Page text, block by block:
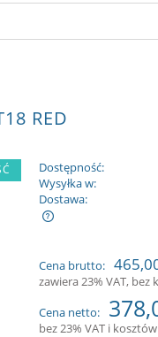
RED
Dostępność:
Wysyłka w:
Dostawa:
Cena brutto:
zawiera 23% VAT,
Cena netto:
bez 23% VAT i